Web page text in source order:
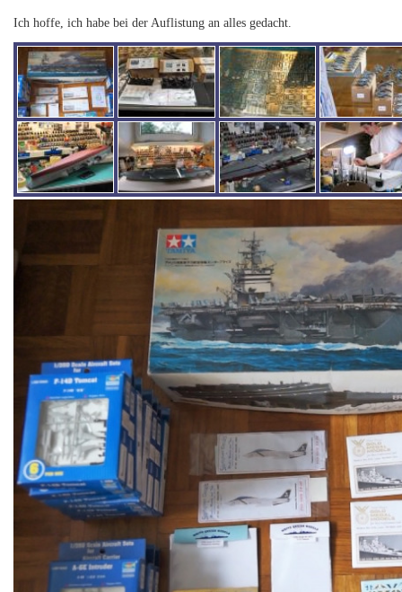
Ich hoffe, ich habe bei der Auflistung an alles gedacht.